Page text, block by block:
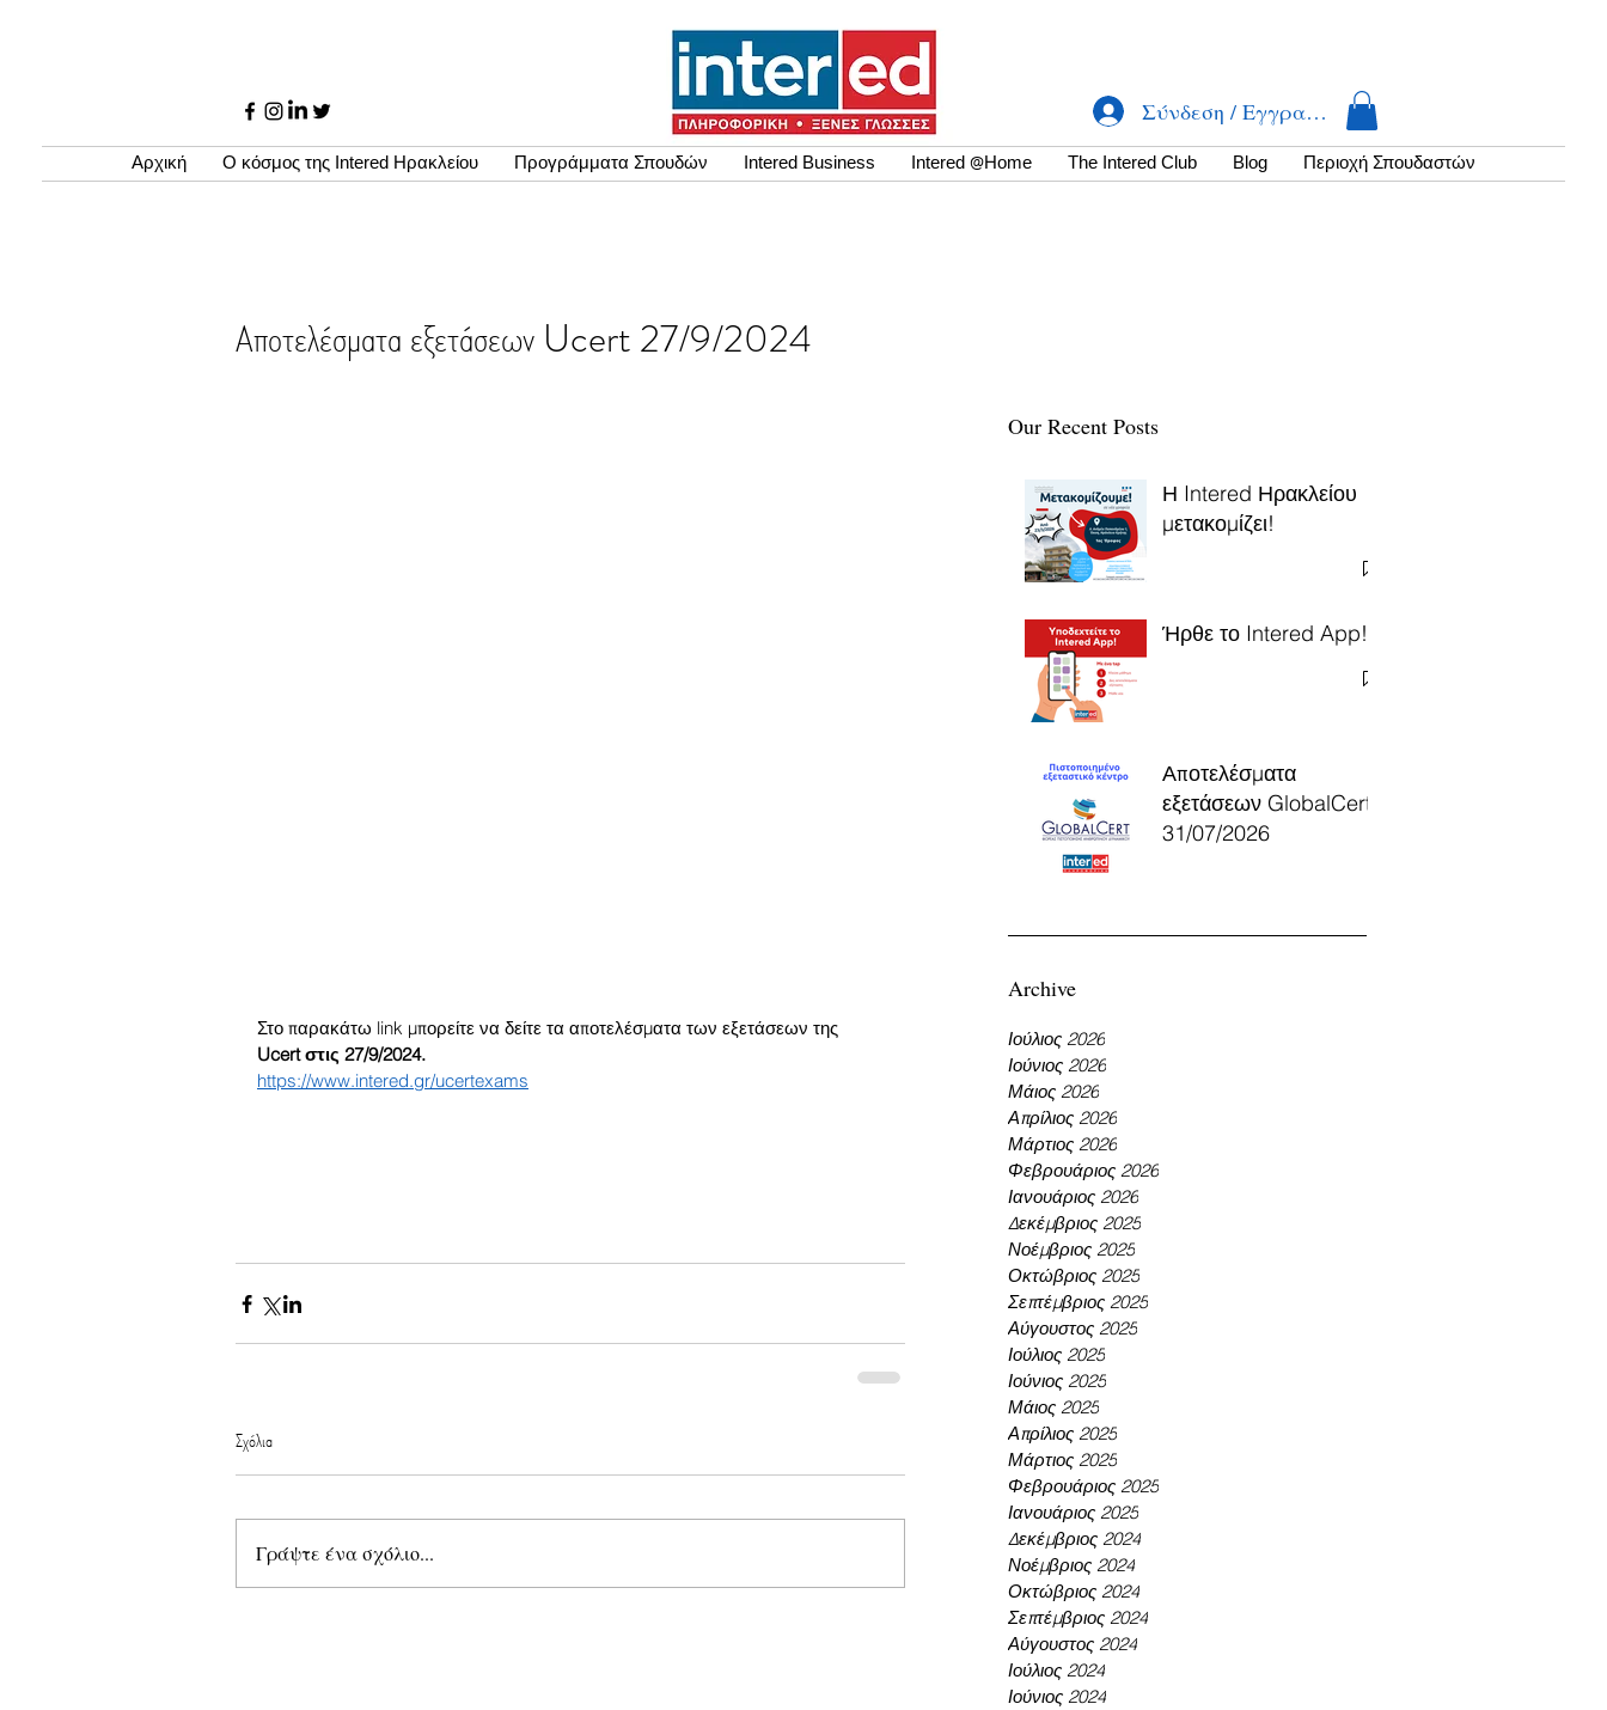
Σύνδεση / Εγγραφή
Αρχική Ο κόσμος της Intered Ηρακλείου Προγράμματα Σπουδών Intered Business Intered @Home The Intered Club Βlog Περιοχή Σπουδαστών
Our Recent Posts
Η Intered Ηρακλείου
μετακομίζει!
Ήρθε το Intered App!
Αποτελέσματα
εξετάσεων GlobalCert
31/07/2026
Archive
Ιούλιος 2026
Ιούνιος 2026
Μάιος 2026
Απρίλιος 2026
Μάρτιος 2026
Φεβρουάριος 2026
Ιανουάριος 2026
Δεκέμβριος 2025
Νοέμβριος 2025
Οκτώβριος 2025
Σεπτέμβριος 2025
Αύγουστος 2025
Ιούλιος 2025
Ιούνιος 2025
Μάιος 2025
Απρίλιος 2025
Μάρτιος 2025
Φεβρουάριος 2025
Ιανουάριος 2025
Δεκέμβριος 2024
Νοέμβριος 2024
Οκτώβριος 2024
Σεπτέμβριος 2024
Αύγουστος 2024
Ιούλιος 2024
Ιούνιος 2024
Αποτελέσματα εξετάσεων Ucert 27/9/2024
Στο παρακάτω link μπορείτε να δείτε τα αποτελέσματα των εξετάσεων της
Ucert στις 27/9/2024.
https://www.intered.gr/ucertexams
Σχόλια
Γράψτε ένα σχόλιο...